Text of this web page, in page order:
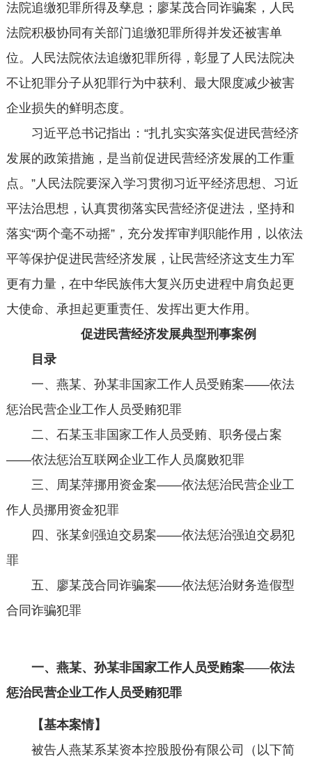
法院追缴犯罪所得及孳息；廖某茂合同诈骗案，人民
法院积极协同有关部门追缴犯罪所得并发还被害单
位。人民法院依法追缴犯罪所得，彰显了人民法院决
不让犯罪分子从犯罪行为中获利、最大限度减少被害
企业损失的鲜明态度。
习近平总书记指出：“扎扎实实落实促进民营经济
发展的政策措施，是当前促进民营经济发展的工作重
点。”人民法院要深入学习贯彻习近平经济思想、习近
平法治思想，认真贯彻落实民营经济促进法，坚持和
落实“两个毫不动摇”，充分发挥审判职能作用，以依法
平等保护促进民营经济发展，让民营经济这支生力军
更有力量，在中华民族伟大复兴历史进程中肩负起更
大使命、承担起更重责任、发挥出更大作用。
促进民营经济发展典型刑事案例
目录
一、燕某、孙某非国家工作人员受贿案——依法
惩治民营企业工作人员受贿犯罪
二、石某玉非国家工作人员受贿、职务侵占案
——依法惩治互联网企业工作人员腐败犯罪
三、周某萍挪用资金案——依法惩治民营企业工
作人员挪用资金犯罪
四、张某剑强迫交易案——依法惩治强迫交易犯
罪
五、廖某茂合同诈骗案——依法惩治财务造假型
合同诈骗犯罪
一、燕某、孙某非国家工作人员受贿案——依法
惩治民营企业工作人员受贿犯罪
【基本案情】
被告人燕某系某资本控股股份有限公司（以下简